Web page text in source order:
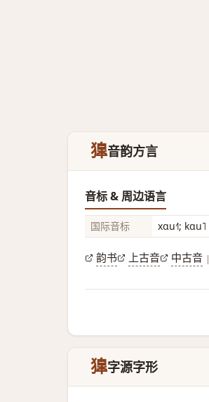
獋音韵方言
音标 & 周边语言
国际音标 xɑu˧˥; kɑu˥
韵书 上古音 中古音 |
獋字源字形